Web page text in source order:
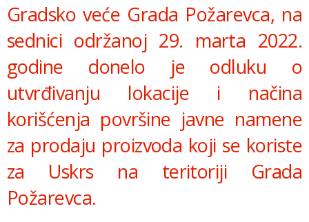
Gradsko veće Grada Požarevca, na
sednici održanoj 29. marta 2022.
godine
donelo je odluku o
utvrđivanju lokacije i načina
korišćenja površine javne namene
za prodaju proizvoda koji se koriste
za Uskrs na teritoriji Grada
Požarevca.